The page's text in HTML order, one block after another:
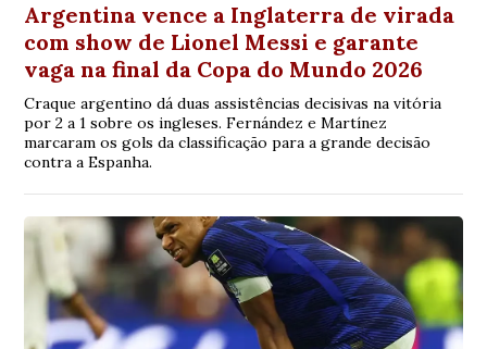
Argentina vence a Inglaterra de virada
com show de Lionel Messi e garante
vaga na final da Copa do Mundo 2026
Craque argentino dá duas assistências decisivas na vitória
por 2 a 1 sobre os ingleses. Fernández e Martínez
marcaram os gols da classificação para a grande decisão
contra a Espanha.